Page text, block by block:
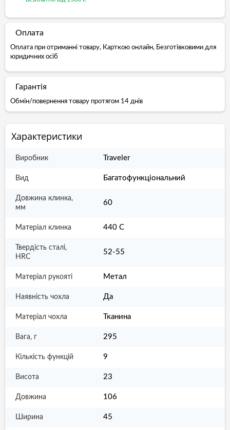
Оплата
Оплата при отриманні товару, Карткою онлайн, Безготівковими для
юридичних осіб
Гарантія
Обмін/повернення товару протягом 14 днів
Характеристики
Виробник Traveler
Вид Багатофункціональний
Довжина клинка,
мм
60
Матеріал клинка 440 С
Твердість сталі,
HRC
52-55
Матеріал рукояті Метал
Наявність чохла Да
Матеріал чохла Тканина
Вага, г 295
Кількість функцій 9
Висота 23
Довжина 106
Ширина 45